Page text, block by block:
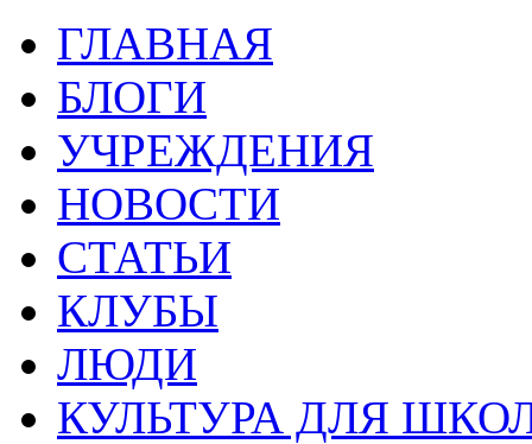
ГЛАВНАЯ
БЛОГИ
УЧРЕЖДЕНИЯ
НОВОСТИ
СТАТЬИ
КЛУБЫ
ЛЮДИ
КУЛЬТУРА ДЛЯ